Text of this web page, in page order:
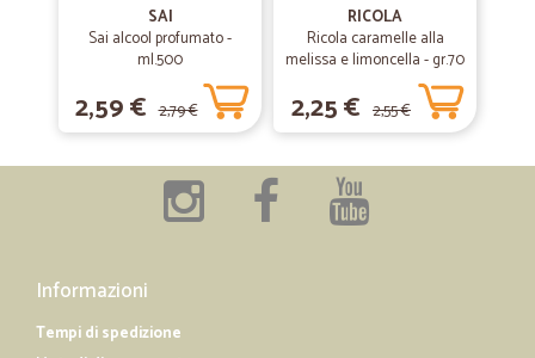
Azienda seria consegna rapida ed efficiente
20/12/2018
—Chiara M.
mi piace sono anziana e ho bisogno di fare la spesa a m odo mio
cosa mi serve e quando spendere CICALIA e tutto questo consilio a
tutti e affidabile .GRAZIE
SAI
Sai alcool profumato -
ml.500
2,59 € 2,79 €
RICOLA
Ricola caramelle alla
melissa e limoncella - gr.70
2,25 € 2,55 €
Informazioni
Tempi di spedizione